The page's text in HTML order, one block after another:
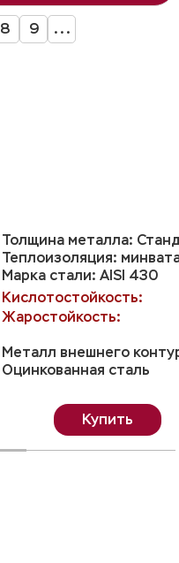
8 9 ...
Толщина металла:
Теплоизоляция:
Марка стали: AISI 430
Кислотостойкость:
Жаростойкость:
Металл внешнего
Оцинкованная сталь
Купить